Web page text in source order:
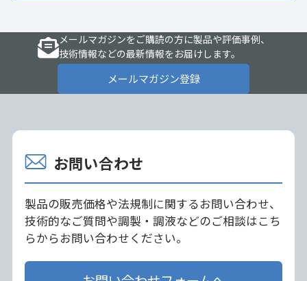
メールマガジンをご購読の方に製品や評価事例、
技術情報などの最新情報をお届けします。
メールマガジン登録
お問い合わせ
製品の販売価格や法規制に関するお問い合わせ、
技術的なご質問や調製・調液などのご相談はこち
らからお問い合わせください。